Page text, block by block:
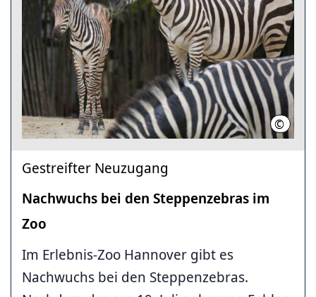
©
Gestreifter Neuzugang
Nachwuchs bei den Steppenzebras im
Zoo
Im Erlebnis-Zoo Hannover gibt es
Nachwuchs bei den Steppenzebras.